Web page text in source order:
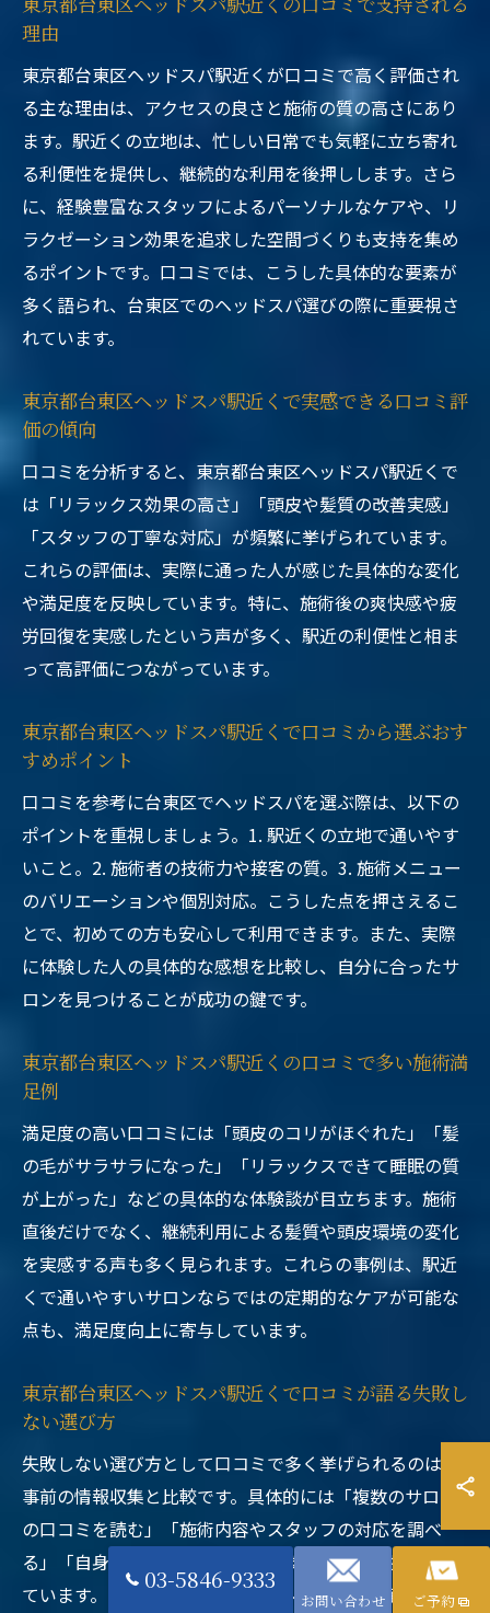
理由
東京都台東区ヘッドスパ駅近くが口コミで高く評価され
る主な理由は、アクセスの良さと施術の質の高さにあり
ます。駅近くの立地は、忙しい日常でも気軽に立ち寄れ
る利便性を提供し、継続的な利用を後押しします。さら
に、経験豊富なスタッフによるパーソナルなケアや、リ
ラクゼーション効果を追求した空間づくりも支持を集め
るポイントです。口コミでは、こうした具体的な要素が
多く語られ、台東区でのヘッドスパ選びの際に重要視さ
れています。
東京都台東区ヘッドスパ駅近くで実感できる口コミ評
価の傾向
口コミを分析すると、東京都台東区ヘッドスパ駅近くで
は「リラックス効果の高さ」「頭皮や髪質の改善実感」
「スタッフの丁寧な対応」が頻繁に挙げられています。
これらの評価は、実際に通った人が感じた具体的な変化
や満足度を反映しています。特に、施術後の爽快感や疲
労回復を実感したという声が多く、駅近の利便性と相ま
って高評価につながっています。
東京都台東区ヘッドスパ駅近くで口コミから選ぶおす
すめポイント
口コミを参考に台東区でヘッドスパを選ぶ際は、以下の
ポイントを重視しましょう。1. 駅近くの立地で通いやす
いこと。2. 施術者の技術力や接客の質。3. 施術メニュー
のバリエーションや個別対応。こうした点を押さえるこ
とで、初めての方も安心して利用できます。また、実際
に体験した人の具体的な感想を比較し、自分に合ったサ
ロンを見つけることが成功の鍵です。
東京都台東区ヘッドスパ駅近くの口コミで多い施術満
足例
満足度の高い口コミには「頭皮のコリがほぐれた」「髪
の毛がサラサラになった」「リラックスできて睡眠の質
が上がった」などの具体的な体験談が目立ちます。施術
直後だけでなく、継続利用による髪質や頭皮環境の変化
を実感する声も多く見られます。これらの事例は、駅近
くで通いやすいサロンならではの定期的なケアが可能な
点も、満足度向上に寄与しています。
東京都台東区ヘッドスパ駅近くで口コミが語る失敗し
ない選び方
失敗しない選び方として口コミで多く挙げられるのは、
事前の情報収集と比較です。具体的には「複数のサロン
の口コミを読む」「施術内容やスタッフの対応を調べ
る」「自身の悩みや目的を明確にする」ことが推奨され
ています。さらに、駅近くのサロンはアクセス面で優れ
03-5846-9333
お問い合わせ ご予約